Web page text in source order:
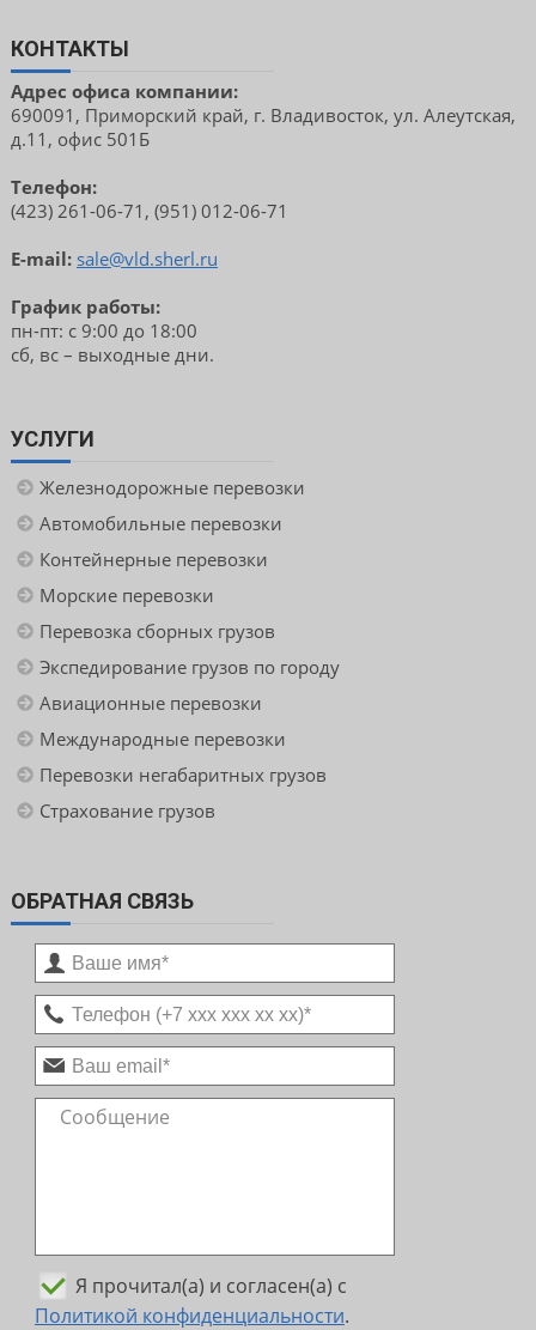
КОНТАКТЫ
Адрес офиса компании:
690091, Приморский край, г. Владивосток, ул. Алеутская,
д.11, офис 501Б
Телефон:
(423) 261-06-71, (951) 012-06-71
E-mail: sale@vld.sherl.ru
График работы:
пн-пт: с 9:00 до 18:00
сб, вс – выходные дни.
УСЛУГИ
Железнодорожные перевозки
Автомобильные перевозки
Контейнерные перевозки
Морские перевозки
Перевозка сборных грузов
Экспедирование грузов по городу
Авиационные перевозки
Международные перевозки
Перевозки негабаритных грузов
Страхование грузов
ОБРАТНАЯ СВЯЗЬ
Я прочитал(а) и согласен(а) с
Политикой конфиденциальности.